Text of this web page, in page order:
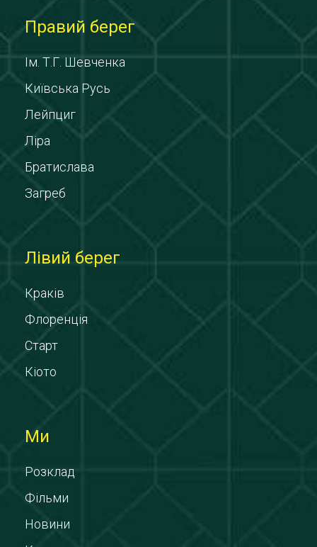
Правий берег
Ім. Т.Г. Шевченка
Київська Русь
Лейпциг
Ліра
Братислава
Загреб
Лівий берег
Краків
Флоренція
Старт
Кіото
Ми
Розклад
Фільми
Новини